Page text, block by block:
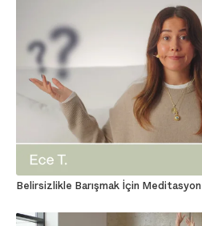
Belirsizlikle Barışmak İçin Meditasyon